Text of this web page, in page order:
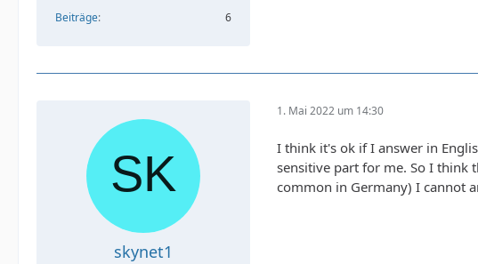
Beiträge 6
skynet1
1. Mai 2022 um 14:30
I think it's ok if I answer in
sensitive part for me. So I think
common in Germany) I cannot